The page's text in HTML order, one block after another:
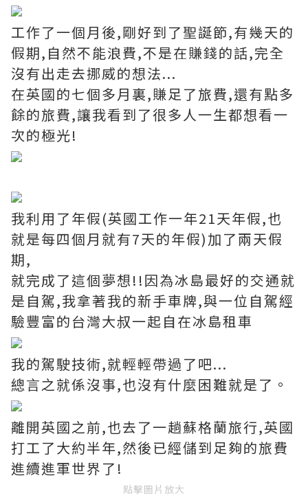
工作了一個月後,剛好到了聖誕節,有幾天的
假期,自然不能浪費,不是在賺錢的話,完全
沒有出走去挪威的想法...
在英國的七個多月裏,賺足了旅費,還有點多
餘的旅費,讓我看到了很多人一生都想看一
次的極光!
我利用了年假(英國工作一年21天年假,也
就是每四個月就有7天的年假)加了兩天假
期,
就完成了這個夢想!!因為冰島最好的交通就
是自駕,我拿著我的新手車牌,與一位自駕經
驗豐富的台灣大叔一起自在冰島租車
我的駕駛技術,就輕輕帶過了吧...
總言之就係沒事,也沒有什麼困難就是了。
離開英國之前,也去了一趟蘇格蘭旅行,英國
打工了大約半年,然後已經儲到足夠的旅費
進續進軍世界了!
點擊圖片放大